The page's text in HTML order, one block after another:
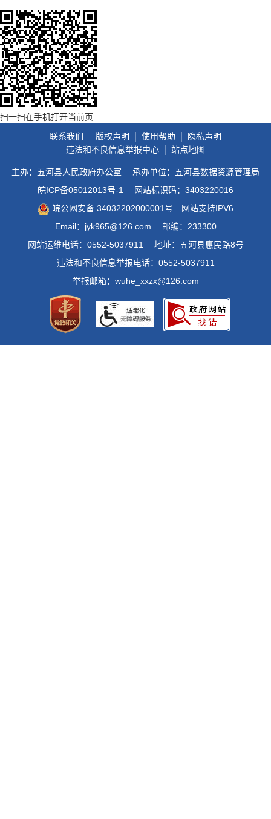
扫一扫在手机打开当前页
联系我们
版权声明 使用帮助
隐私声明
违法和不良信息举报中心
站点地图
主办：五河县人民政府办公室
承办单位：五河县数据资源管理局
皖ICP备05012013号-1
网站标识码：3403220016
皖公网安备 34032202000001号
网站支持IPV6
Email：jyk965@126.com
邮编：233300
网站运维电话：0552-5037911
地址：五河县惠民路8号
违法和不良信息举报电话：0552-5037911
举报邮箱：wuhe_xxzx@126.com